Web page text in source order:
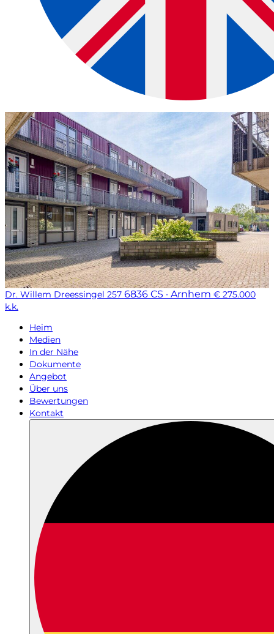
Dr. Willem Dreessingel 257 6836 CS · Arnhem € 275.000
k.k.
Heim
Medien
In der Nähe
Dokumente
Angebot
Über uns
Bewertungen
Kontakt